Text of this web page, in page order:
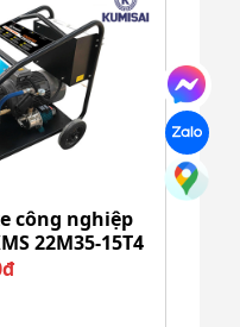
công nghiệp
22M35-15T4